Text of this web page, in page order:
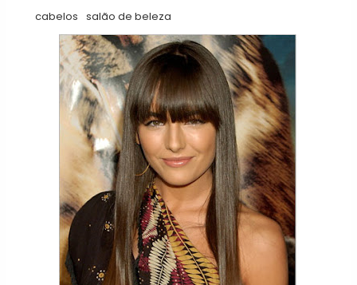
cabelos salão de beleza